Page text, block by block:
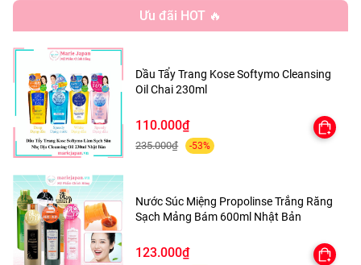
THÔNG TIN CƠ BẢN CỦA SỮA
RỬA MẶT SIMPLE
- Thương hiệu: Simple
-
Xuất xứ:Mỹ
- Quy cách:150ml/tuýp
THIẾT KẾ BAO BÌ
MẶT SIMPLE
Sữa rửa mặt Simple
Ưu đãi HOT 🔥
Dầu Tẩy Trang Kose Softymo Cleansing
Oil Chai 230ml
110.000₫
235.000₫ -53%
Nước Súc Miệng Propolinse Trắng Răng
Sạch Mảng Bám 600ml Nhật Bản
123.000₫